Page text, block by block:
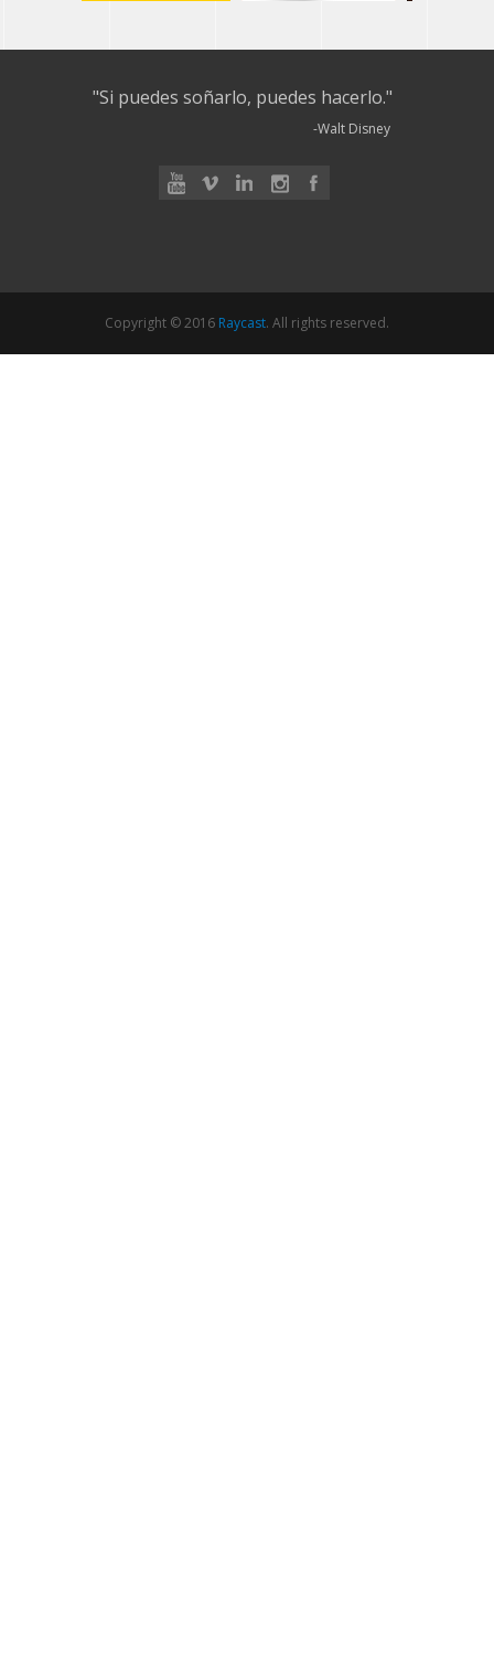
"Si puedes soñarlo, puedes hacerlo."
-Walt Disney
Copyright © 2016 Raycast. All rights reserved.